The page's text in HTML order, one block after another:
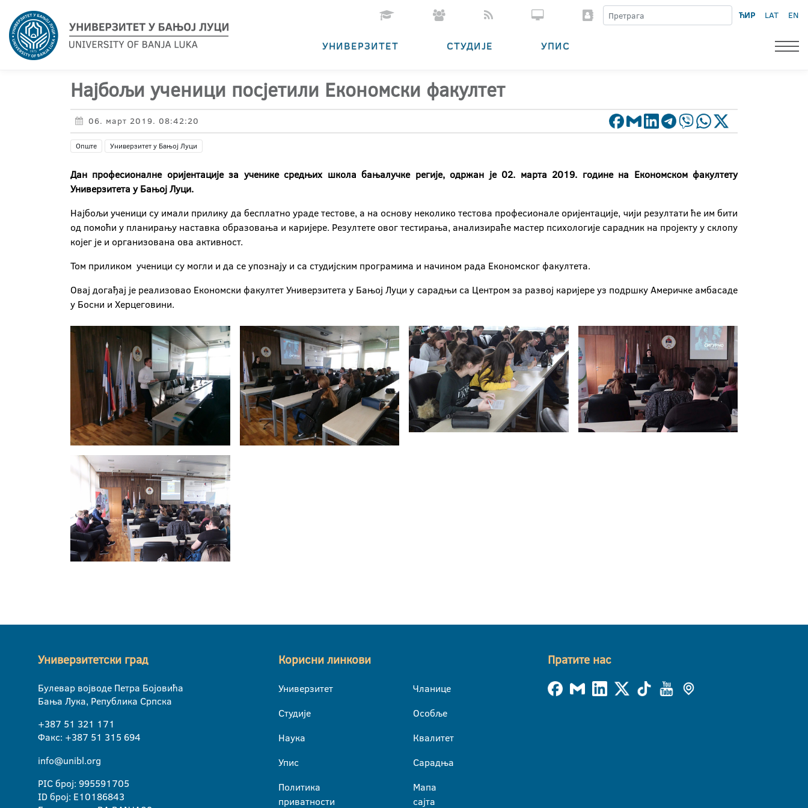
ЋИР LAT EN
УНИВЕРЗИТЕТ СТУДИЈЕ УПИС
Најбољи ученици посјетили Економски факултет
06. март 2019. 08:42:20
Опште Универзитет у Бањој Луци
Дан професионалне оријентације за ученике средњих школа бањалучке регије, одржан је 02. марта 2019. године на Економском факултету
Универзитета у Бањој Луци.
Најбољи ученици су имали прилику да бесплатно ураде тестове, а на основу неколико тестова професионале оријентације, чији резултати ће им бити
од помоћи у планирању наставка образовања и каријере. Резултете овог тестирања, анализираће мастер психологије сарадник на пројекту у склопу
којег је и организована ова активност.
Том приликом ученици су могли и да се упознају и са студијским програмима и начином рада Економског факултета.
Овај догађај је реализовао Економски факултет Универзитета у Бањој Луци у сарадњи са Центром за развој каријере уз подршку Америчке амбасаде
у Бoсни и Херцеговини.
Универзитетски град
Булевар војводе Петра Бојовића
Бања Лука, Република Српска
+387 51 321 171
Факс: +387 51 315 694
info@unibl.org
PIC број: 995591705
ID број: E10186843
Корисни линкови
Универзитет
Студије
Наука
Упис
Политика
приватности
Чланице
Особље
Квалитет
Сарадња
Мапа
сајта
Пратите нас